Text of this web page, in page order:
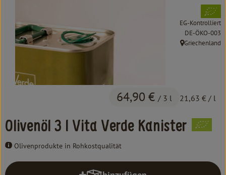
Kochen & Backen
Süß & Pikant
Getränke
Einkaufen
Olivenöl 3 l Vita Verde Kanister
Olivenprodukte in Rohkostqualität
64,90 € / 3 l 21,63 € / l
, Verband:
EG-Kontrolliert
, Kontrollstelle:
DE-ÖKO-003
, Herkunft:
Griechenland